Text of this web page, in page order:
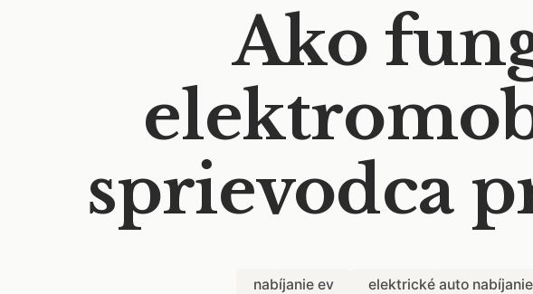
Ako
sprievodca
nabíjanie ev elektrické auto nabíjanie